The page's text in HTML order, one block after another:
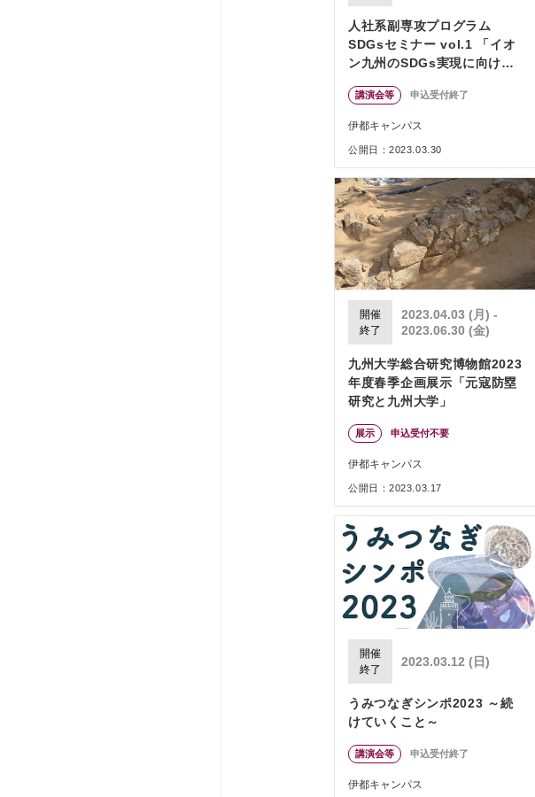
人社系副専攻プログラム
SDGsセミナー vol.1 「イオ
ン九州のSDGs実現に向けた
講演会等 申込受付終了
伊都キャンパス
公開日：2023.03.30
開催
終了
2023.04.03 (月) -
2023.06.30 (金)
九州大学総合研究博物館2023
年度春季企画展示「元寇防塁
研究と九州大学」
展示 申込受付不要
伊都キャンパス
公開日：2023.03.17
開催
終了
2023.03.12 (日)
うみつなぎシンポ2023 ～続
けていくこと～
講演会等 申込受付終了
伊都キャンパス